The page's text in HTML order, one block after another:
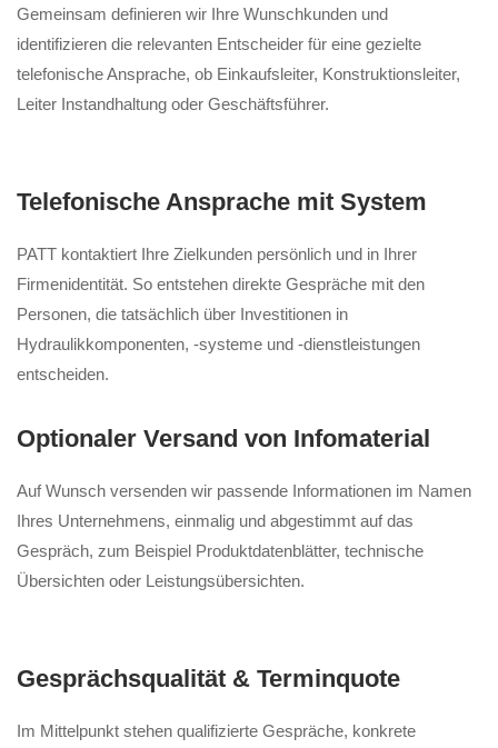
Gemeinsam definieren wir Ihre Wunschkunden und
identifizieren die relevanten Entscheider für eine gezielte
telefonische Ansprache, ob Einkaufsleiter, Konstruktionsleiter,
Leiter Instandhaltung oder Geschäftsführer.
Telefonische Ansprache mit System
PATT kontaktiert Ihre Zielkunden persönlich und in Ihrer
Firmenidentität. So entstehen direkte Gespräche mit den
Personen, die tatsächlich über Investitionen in
Hydraulikkomponenten, -systeme und -dienstleistungen
entscheiden.
Optionaler Versand von Infomaterial
Auf Wunsch versenden wir passende Informationen im Namen
Ihres Unternehmens, einmalig und abgestimmt auf das
Gespräch, zum Beispiel Produktdatenblätter, technische
Übersichten oder Leistungsübersichten.
Gesprächsqualität & Terminquote
Im Mittelpunkt stehen qualifizierte Gespräche, konkrete